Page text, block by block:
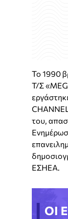
Το 1990
Τ/Σ
του,
ΕΣΗΕΑ.
ΟΙ